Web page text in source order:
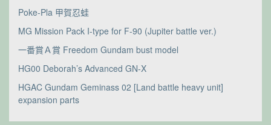
Poke-Pla 甲賀忍蛙
MG Mission Pack I-type for F-90 (Jupiter battle ver.)
一番賞Ａ賞 Freedom Gundam bust model
HG00 Deborah’s Advanced GN-X
HGAC Gundam Geminass 02 [Land battle heavy unit]
expansion parts